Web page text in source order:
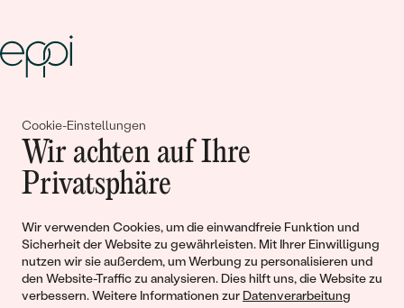
Cookie-Einstellungen
Wir achten auf Ihre
Privatsphäre
Wir verwenden Cookies, um die einwandfreie Funktion und
Sicherheit der Website zu gewährleisten. Mit Ihrer Einwilligung
nutzen wir sie außerdem, um Werbung zu personalisieren und
den Website-Traffic zu analysieren. Dies hilft uns, die Website zu
verbessern. Weitere Informationen zur Datenverarbeitung
Gemeinsam erschaffen wir
Geschichten von Schönheit und
Liebe
Begleiten Sie uns!